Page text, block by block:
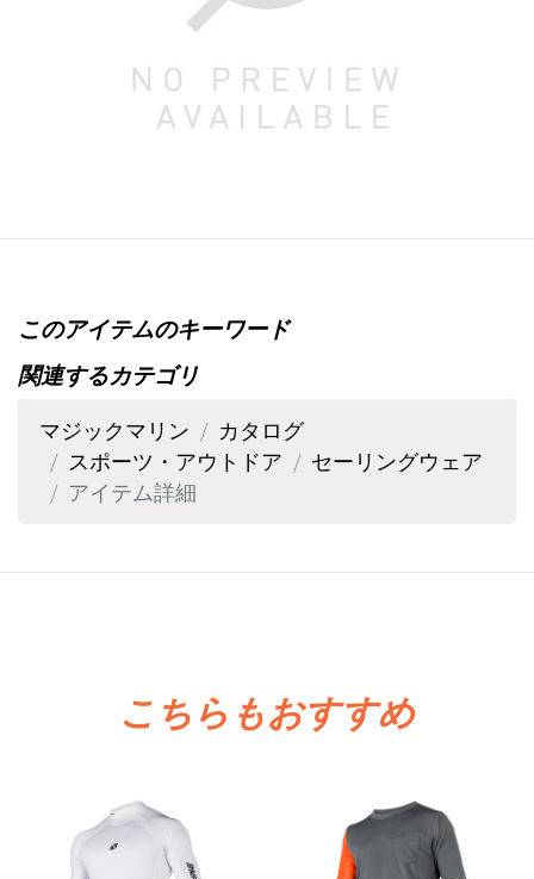
このアイテムのキーワード
関連するカテゴリ
マジックマリン
カタログ
スポーツ・アウトドア
セーリングウェア
アイテム詳細
こちらもおすすめ